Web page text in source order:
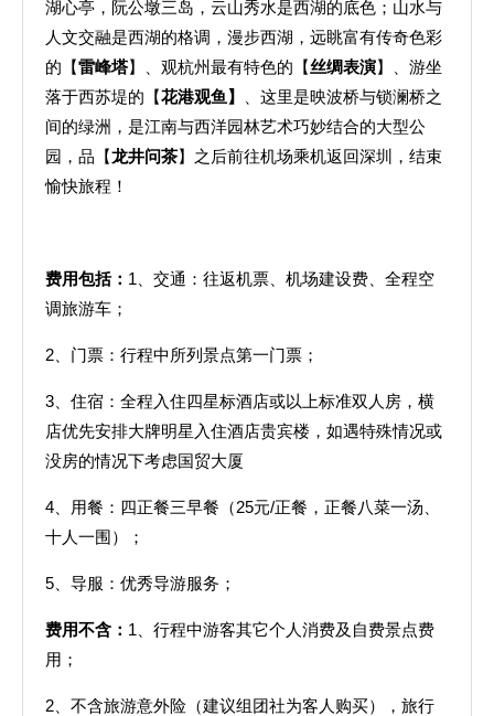
湖心亭，阮公墩三岛，云山秀水是西湖的底色；山水与
人文交融是西湖的格调，漫步西湖，远眺富有传奇色彩
的【雷峰塔】、观杭州最有特色的【丝绸表演】、游坐
落于西苏堤的【花港观鱼】
、这里是映波桥与锁澜桥之
间的绿洲，是江南与西洋园林艺术巧妙结合的大型公
园，品【龙井问茶】之后前往机场乘机返回深圳，结束
愉快旅程！
费用包括： 1、交通：往返机票、机场建设费、全程空
调旅游车；
2、门票：行程中所列景点第一门票；
3、住宿：全程入住四星标酒店或以上标准双人房，横
店优先安排大牌明星入住酒店贵宾楼，如遇特殊情况或
没房的情况下考虑国贸大厦
4、用餐：四正餐三早餐（25元/正餐，正餐八菜一汤、
十人一围）；
5、导服：优秀导游服务；
费用不含： 1、行程中游客其它个人消费及自费景点费
用；
2、不含旅游意外险（建议组团社为客人购买），旅行